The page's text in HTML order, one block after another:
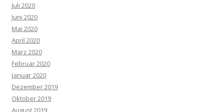
Juli 2020
Juni 2020
Mai 2020
April 2020
März 2020
Februar 2020
Januar 2020
Dezember 2019
Oktober 2019
August 2019